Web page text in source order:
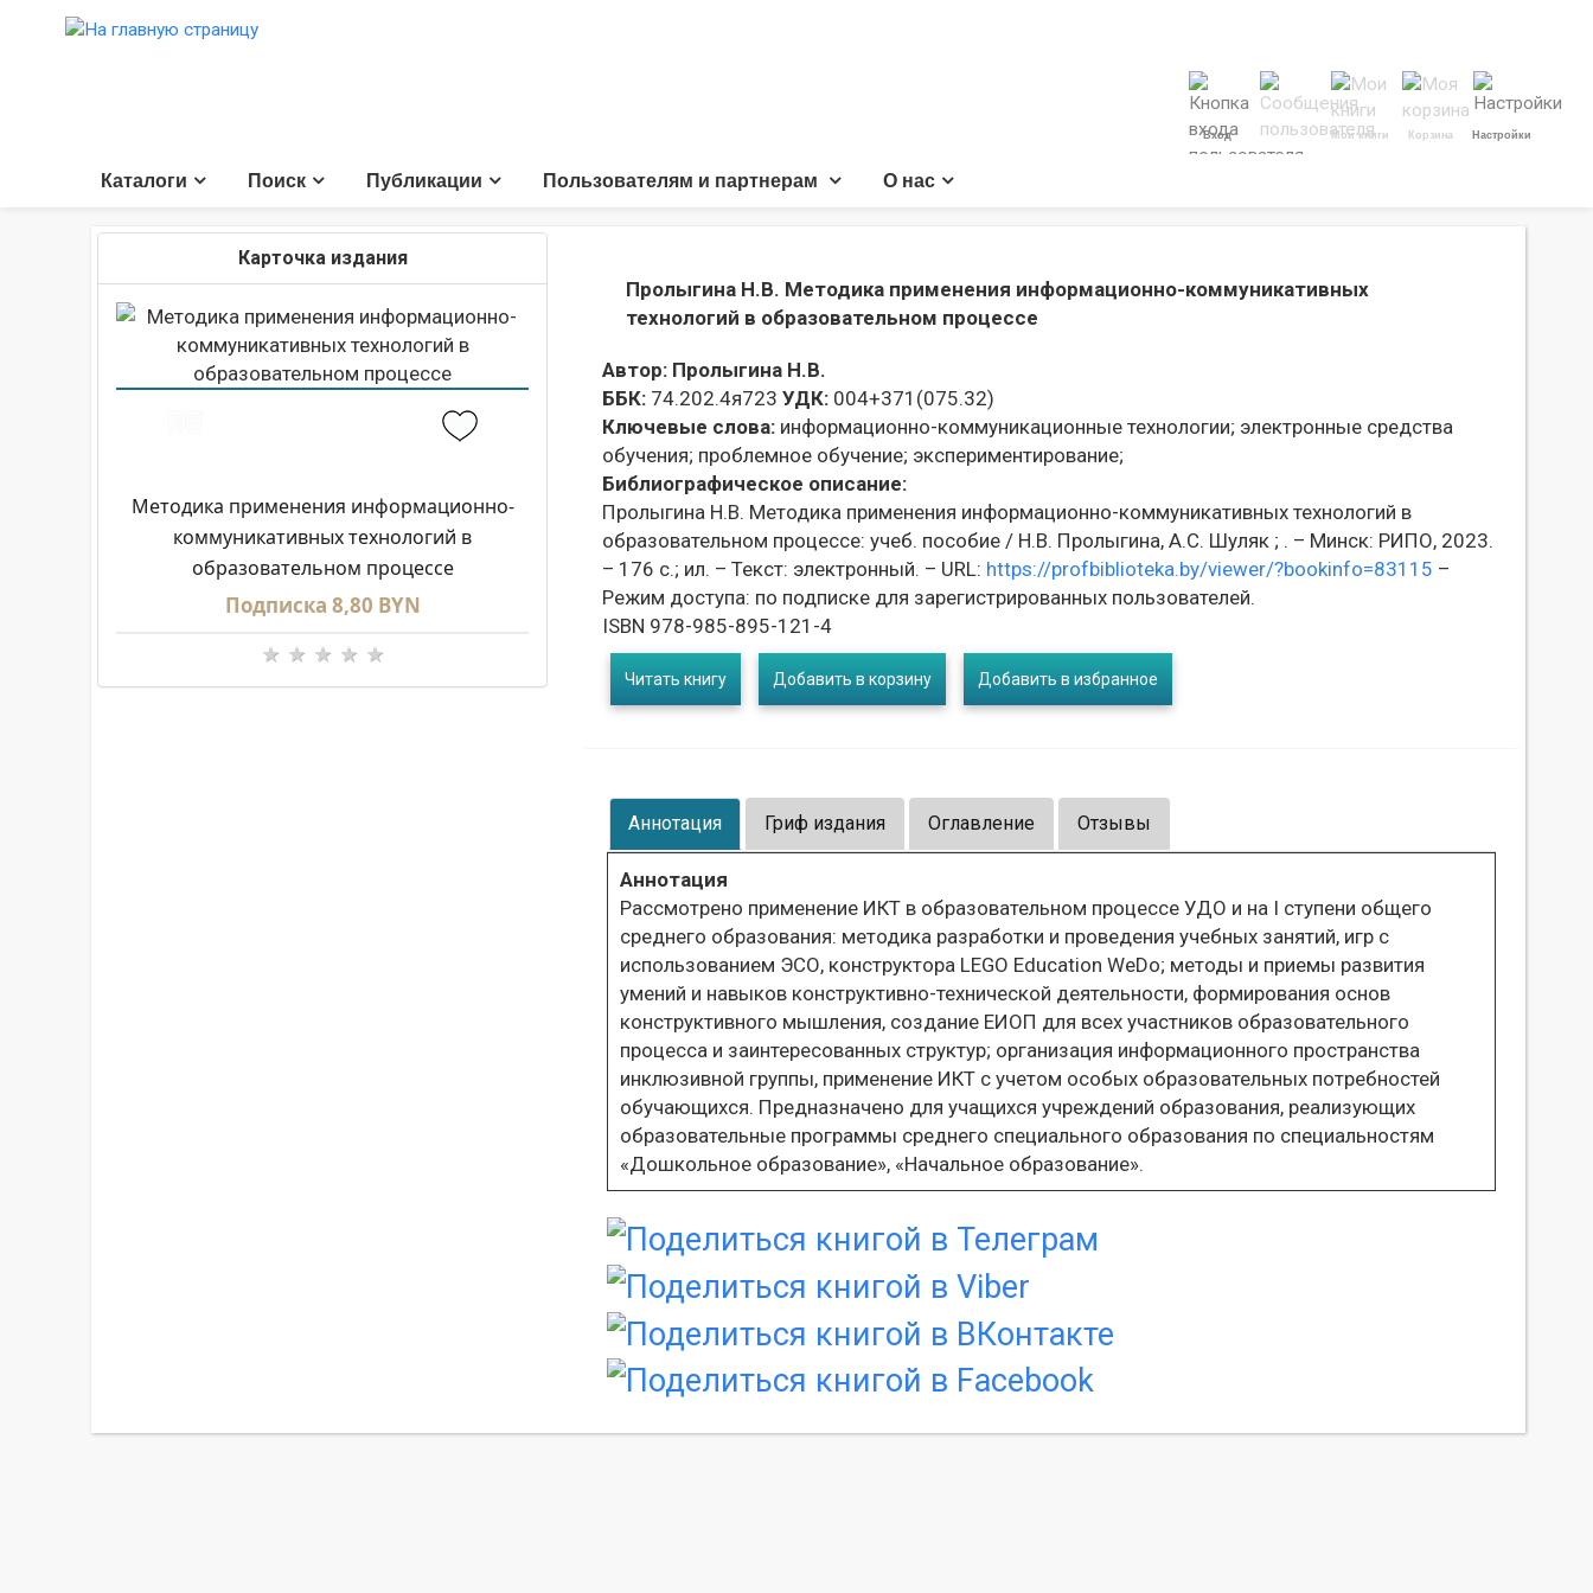
Вход Мои книги Корзина Настройки
Каталоги Поиск Публикации Пользователям и партнерам О нас
Карточка издания
Методика применения информационно-
коммуникативных технологий в
образовательном процессе
Подписка 8,80 BYN
Пролыгина Н.В. Методика применения информационно-коммуникативных
технологий в образовательном процессе
Автор: Пролыгина Н.В.
ББК: 74.202.4я723 УДК: 004+371(075.32)
Ключевые слова: информационно-коммуникационные технологии; электронные средства
обучения; проблемное обучение; экспериментирование;
Библиографическое описание:
Пролыгина Н.В. Методика применения информационно-коммуникативных технологий в
образовательном процессе: учеб. пособие / Н.В. Пролыгина, А.С. Шуляк ; . – Минск: РИПО, 2023.
– 176 с.; ил. – Текст: электронный. – URL: https://profbiblioteka.by/viewer/?bookinfo=83115 –
Режим доступа: по подписке для зарегистрированных пользователей.
ISBN 978-985-895-121-4
Читать книгу Добавить в корзину Добавить в избранное
Аннотация Гриф издания Оглавление Отзывы
Аннотация
Рассмотрено применение ИКТ в образовательном процессе УДО и на I ступени общего
среднего образования: методика разработки и проведения учебных занятий, игр с
использованием ЭСО, конструктора LEGO Education WeDo; методы и приемы развития
умений и навыков конструктивно-технической деятельности, формирования основ
конструктивного мышления, создание ЕИОП для всех участников образовательного
процесса и заинтересованных структур; организация информационного пространства
инклюзивной группы, применение ИКТ с учетом особых образовательных потребностей
обучающихся. Предназначено для учащихся учреждений образования, реализующих
образовательные программы среднего специального образования по специальностям
«Дошкольное образование», «Начальное образование».